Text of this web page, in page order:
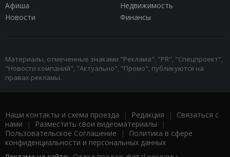
Афиша
Недвижимость
Новости
Финансы
Материалы, отмеченные знаками "Реклама", "PR", "Спецпроект",
"Новости компаний", "Актуально", "Промо", публикуются на
правах рекламы.
Наши контакты и схема проезда | Редакция | Связаться с
нами | Разместить свои видеоматериалы |
Пользовательское Соглашение |
Политика в сфере
конфиденциальности и персональных данных